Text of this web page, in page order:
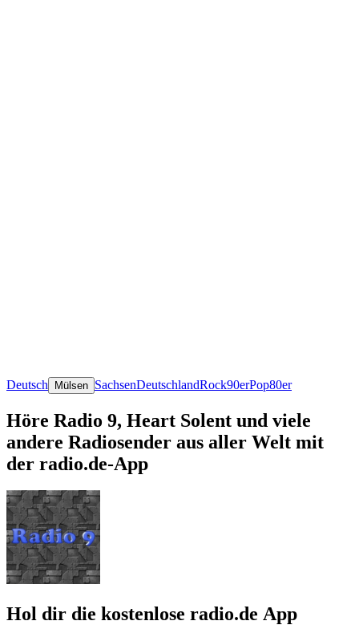
Deutsch Mülsen SachsenDeutschlandRock90erPop80er
Höre Radio 9, Heart Solent und viele
andere Radiosender aus aller Welt mit
der radio.de-App
Hol dir die kostenlose radio.de App